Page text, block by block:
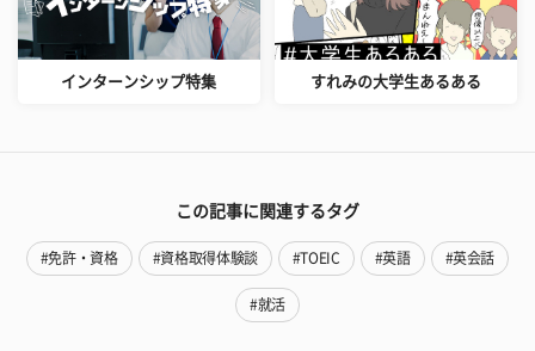
インターンシップ特集 すれみの大学生あるある
この記事に関連するタグ
#免許・資格 #資格取得体験談 #TOEIC #英語 #英会話
#就活